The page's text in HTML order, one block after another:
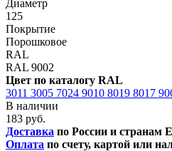
Диаметр
125
Покрытие
Порошковое
RAL
RAL 9002
Цвет по каталогу RAL
3011 3005 7024 9010 8019 8017
В наличии
183 руб.
Доставка по России и странам
Оплата по счету, картой или